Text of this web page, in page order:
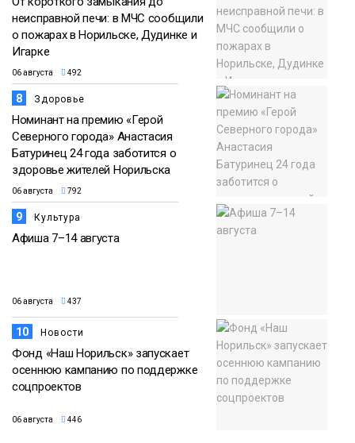
неисправной печи: в МЧС сообщили
о пожарах в Норильске, Дудинке и
Игарке
06 августа 492
8 Здоровье
Номинант на премию «Герой
Северного города» Анастасия
Батуринец 24 года заботится о
здоровье жителей Норильска
06 августа 792
9 Культура
Афиша 7–14 августа
06 августа 437
10 Новости
Фонд «Наш Норильск» запускает
осеннюю кампанию по поддержке
соцпроектов
06 августа 446